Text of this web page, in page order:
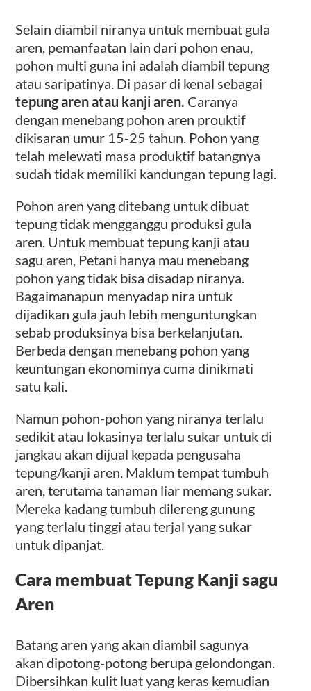
Selain diambil niranya untuk membuat gula
aren, pemanfaatan lain dari pohon enau,
pohon multi guna ini adalah diambil tepung
atau saripatinya. Di pasar di kenal sebagai
tepung aren atau kanji aren. Caranya
dengan menebang pohon aren prouktif
dikisaran umur 15-25 tahun. Pohon yang
telah melewati masa produktif batangnya
sudah tidak memiliki kandungan tepung lagi.
Pohon aren yang ditebang untuk dibuat
tepung tidak mengganggu produksi gula
aren. Untuk membuat tepung kanji atau
sagu aren, Petani hanya mau menebang
pohon yang tidak bisa disadap niranya.
Bagaimanapun menyadap nira untuk
dijadikan gula jauh lebih menguntungkan
sebab produksinya bisa berkelanjutan.
Berbeda dengan menebang pohon yang
keuntungan ekonominya cuma dinikmati
satu kali.
Namun pohon-pohon yang niranya terlalu
sedikit atau lokasinya terlalu sukar untuk di
jangkau akan dijual kepada pengusaha
tepung/kanji aren. Maklum tempat tumbuh
aren, terutama tanaman liar memang sukar.
Mereka kadang tumbuh dilereng gunung
yang terlalu tinggi atau terjal yang sukar
untuk dipanjat.
Cara membuat Tepung Kanji sagu
Aren
Batang aren yang akan diambil sagunya
akan dipotong-potong berupa gelondongan.
Dibersihkan kulit luat yang keras kemudian